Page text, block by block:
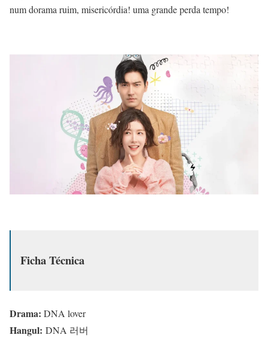
num dorama ruim, misericórdia! uma grande perda tempo!
Ficha Técnica
Drama: DNA lover
Hangul: DNA 러버